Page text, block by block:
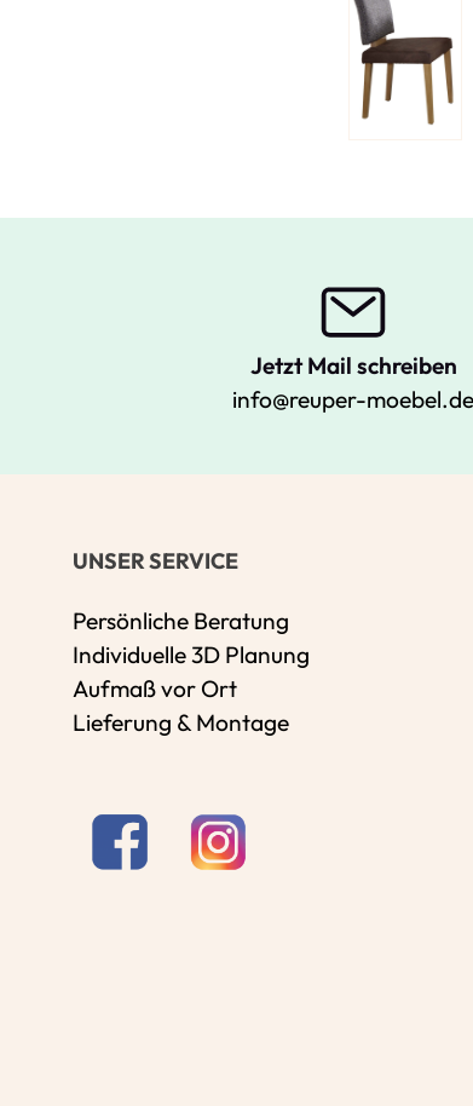
Jetzt Mail schreiben
info@reuper-moebel.de
UNSER SERVICE
Persönliche Beratung
Individuelle 3D Planung
Aufmaß vor Ort
Lieferung & Montage